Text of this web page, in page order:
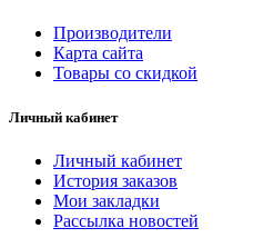
Производители
Карта сайта
Товары со скидкой
Личный кабинет
Личный кабинет
История заказов
Мои закладки
Рассылка новостей